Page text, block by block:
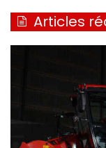
Articles